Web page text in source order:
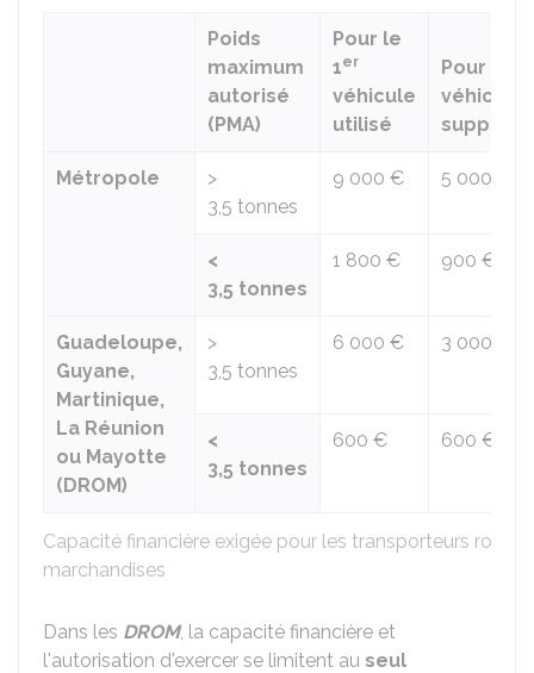
Capacité financière exigée pour les transporteurs
marchandises
Poids
maximum
autorisé
(PMA)
Pour le
1er
véhicule
utilisé
Pour
véhicule
Métropole
>
3,5 tonnes
9 000 € 5 000 €
<
3,5 tonnes
1 800 € 900 €
Guadeloupe,
Guyane,
Martinique,
La Réunion
ou Mayotte
(DROM)
>
3,5 tonnes
6 000 € 3 000 €
<
3,5 tonnes
600 € 600 €
Dans les DROM, la capacité financière et
l'autorisation d'exercer se limitent au seul